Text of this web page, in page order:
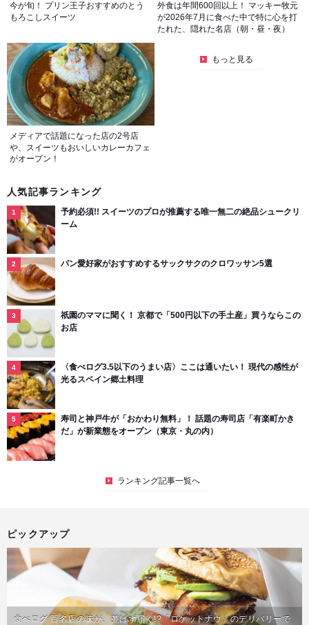
今が旬！ プリン王子おすすめのとう
もろこしスイーツ
外食は年間600回以上！ マッキー牧元
が2026年7月に食べた中で特に心を打
たれた、隠れた名店（朝・昼・夜）
メディアで話題になった店の2号店
や、スイーツもおいしいカレーカフェ
がオープン！
もっと見る
人気記事ランキング
予約必須!! スイーツのプロが推薦する唯一無二の絶品シュークリ
ーム
パン愛好家がおすすめするサックサクのクロワッサン5選
祇園のママに聞く！ 京都で「500円以下の手土産」買うならこの
お店
〈食べログ3.5以下のうまい店〉ここは通いたい！ 現代の感性が
光るスペイン郷土料理
寿司と神戸牛が「おかわり無料」！ 話題の寿司店「有楽町かき
だ」が新業態をオープン（東京・丸の内）
ランキング記事一覧へ
ピックアップ
食べログ 百名店の味が、並ばず届く!?「ロケットナウ」のデリバリーで